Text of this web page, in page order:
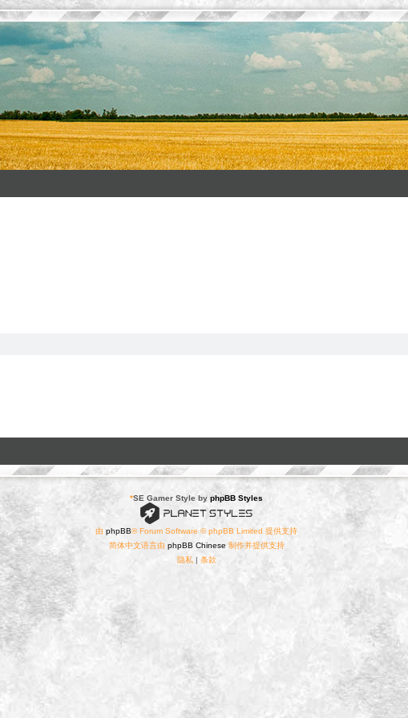
*SE Gamer Style by phpBB Styles
由 phpBB® Forum Software © phpBB Limited 提供支持
简体中文语言由 phpBB Chinese 制作并提供支持
隐私 | 条款